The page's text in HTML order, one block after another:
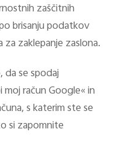
zaščitnih
brisanju podatkov
zaklepanje zaslona.
se spodaj
račun Google« in
s katerim ste se
si zapomnite